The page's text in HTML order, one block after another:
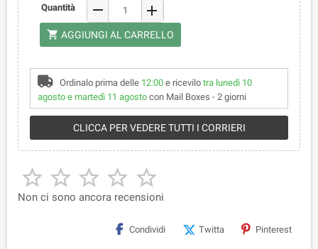
Quantità remove add
shopping_cart AGGIUNGI AL CARRELLO
Ordinalo prima delle 12:00e ricevilo tra lunedì 10
agosto e martedì 11 agosto con Mail Boxes - 2 giorni
CLICCA PER VEDERE TUTTI I CORRIERI
    
Non ci sono ancora recensioni
Condividi Twitta Pinterest